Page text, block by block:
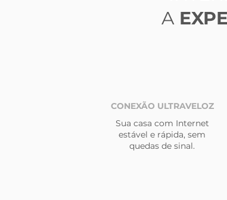
A
CONEXÃO ULTRAVELOZ
Sua casa com Internet
estável e rápida, sem
quedas de sinal.